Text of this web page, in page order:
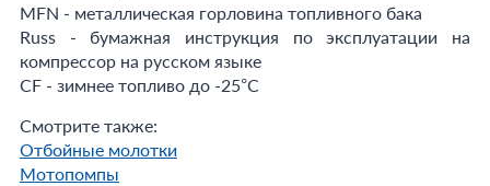
MFN - металлическая горловина топливного бака
Russ - бумажная инструкция по эксплуатации на
компрессор на русском языке
CF - зимнее топливо до -25°С
Смотрите также:
Отбойные молотки
Мотопомпы